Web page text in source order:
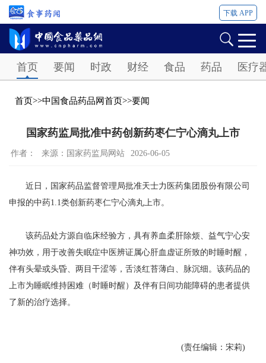
下载 APP
首页 要闻 时政 财经 食品 药品 医疗
首页>>中国食品药品网首页>>要闻
国家药监局批准中药创新药枣仁宁心滴丸上市
作者： 来源：国家药监局网站 2026-06-05
近日，国家药品监督管理局批准天士力医药集团股份有限公司
申报的中药1.1类创新药枣仁宁心滴丸上市。
该药品处方源自临床经验方，具有养血柔肝除烦、益气宁心安
神功效，用于改善失眠症中医辨证属心肝血虚证所致的时睡时醒，
伴有头晕或头昏、两目干涩等，舌淡红苔薄白、脉沉细。该药品的
上市为睡眠维持困难（时睡时醒）及伴有日间功能障碍的患者提供
了新的治疗选择。
(责任编辑：宋莉)